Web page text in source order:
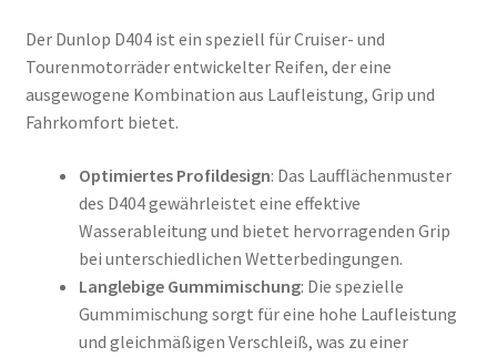
Der Dunlop D404 ist ein speziell für Cruiser- und
Tourenmotorräder entwickelter Reifen, der eine
ausgewogene Kombination aus Laufleistung, Grip und
Fahrkomfort bietet.
Optimiertes Profildesign: Das Laufflächenmuster
des D404 gewährleistet eine effektive
Wasserableitung und bietet hervorragenden Grip
bei unterschiedlichen Wetterbedingungen.
Langlebige Gummimischung: Die spezielle
Gummimischung sorgt für eine hohe Laufleistung
und gleichmäßigen Verschleiß, was zu einer